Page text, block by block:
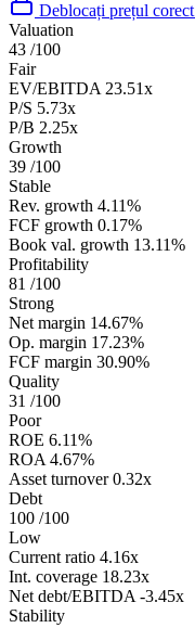
Deblocați prețul corect
Valuation
43 /100
Fair
EV/EBITDA 23.51x
P/S 5.73x
P/B 2.25x
Growth
39 /100
Stable
Rev. growth 4.11%
FCF growth 0.17%
Book val. growth 13.11%
Profitability
81 /100
Strong
Net margin 14.67%
Op. margin 17.23%
FCF margin 30.90%
Quality
31 /100
Poor
ROE 6.11%
ROA 4.67%
Asset turnover 0.32x
Debt
100 /100
Low
Current ratio 4.16x
Int. coverage 18.23x
Net debt/EBITDA -3.45x
Stability